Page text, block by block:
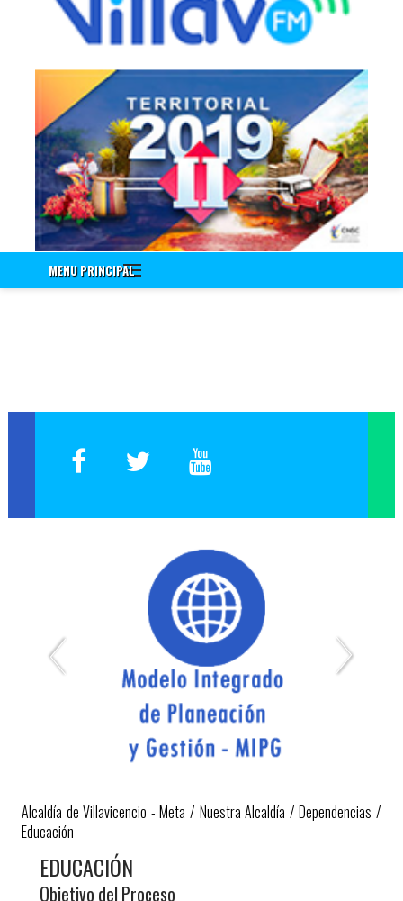
Información a Empleados
Encuenta de Seguridad Vial PESV
Encuesta - Perfil Sociodemografico Y Morbilidad Sentida
Nuevo!!! Identificación de Necesidades de Bienestar Social e
Incentivos Vigencia 2020
Nuevo!!! Encuesta Identificación de Necesidades de
Capacitación Vigencia 2021
Encuesta Valores del Servidor Público
Cuestionario Clima Laboral
Sistema Integrado de Gestión
Correo Institucional
Gestión Documental Interno - ControlDoc
Expedición de Certificados de Publicación de Proyectos
Capacitación Empleados
Elección de Representantes 2019
SIG Interno - Sistema Integrado de Gestión
SIG Externo - Sistema Integrado de Gestión
Inducción Docentes
Select Language ▼
Administración del Sitio
MENU PRINCIPAL
Alcaldía de Villavicencio - Meta / Nuestra Alcaldía /Dependencias /
Educación
EDUCACIÓN
​Objetivo del Proceso